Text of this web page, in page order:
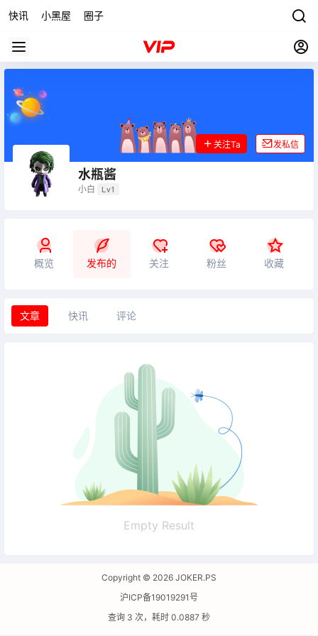
快讯 小黑屋 圈子
水瓶酱
小白 Lv1
关注Ta 发私信
概览 发布的 关注 粉丝 收藏
文章 快讯 评论
Empty Result
Copyright © 2026 JOKER.PS
沪ICP备19019291号
查询 3 次，耗时 0.0887 秒